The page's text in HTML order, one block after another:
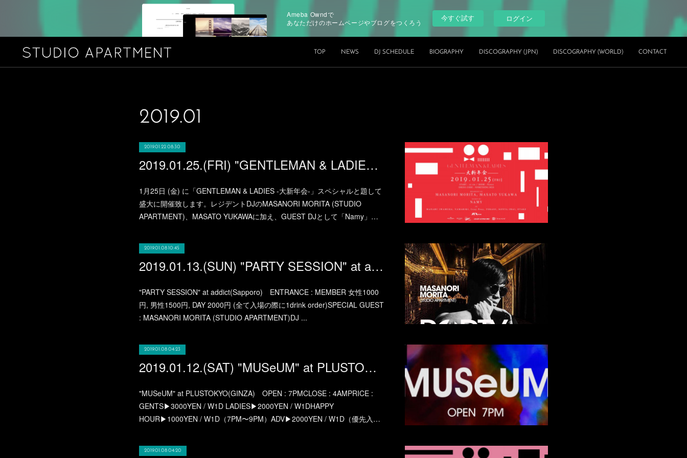
Ameba Owndで
あなただけのホームページやブログをつくろう
今すぐ試す ログイン
TOP NEWS DJ SCHEDULE BIOGRAPHY DISCOGRAPHY (JPN) DISCOGRAPHY (WORLD) CONTACT
2019.01
2019.01.22 08:30
2019.01.25.(FRI) "GENTLEMAN & LADIES -大新年会-" at XEX Nihonbashi (NIHONBASHI)
1月25日 (金) に「GENTLEMAN & LADIES -大新年会-」スペシャルと題して
盛大に開催致します。レジデントDJのMASANORI MORITA (STUDIO
APARTMENT)、MASATO YUKAWAに加え、GUEST DJとして「Namy」…
2019.01.08 10:45
2019.01.13.(SUN) "PARTY SESSION" at addict (SAPPORO)
"PARTY SESSION" at addict(Sapporo) ENTRANCE : MEMBER 女性1000
円, 男性1500円, DAY 2000円 (全て入場の際に1drink order)SPECIAL GUEST
: MASANORI MORITA (STUDIO APARTMENT)DJ ...
2019.01.08 04:23
2019.01.12.(SAT) "MUSeUM" at PLUSTOKYO (GINZA)
"MUSeUM" at PLUSTOKYO(GINZA) OPEN : 7PMCLOSE : 4AMPRICE :
GENTS▶︎3000YEN / W1D LADIES▶︎2000YEN / W1DHAPPY
HOUR▶︎1000YEN / W1D（7PM〜9PM）ADV▶︎2000YEN / W1D（優先入…
2019.01.08 04:20